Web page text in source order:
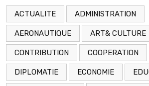
ACTUALITE ADMINISTRATION
AERONAUTIQUE ART& CULTURE
CONTRIBUTION COOPERATION
DIPLOMATIE ECONOMIE